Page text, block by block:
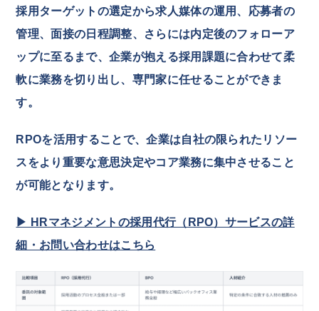
採用ターゲットの選定から求人媒体の運用、応募者の
管理、面接の日程調整、さらには内定後のフォローア
ップに至るまで、企業が抱える採用課題に合わせて柔
軟に業務を切り出し、専門家に任せることができま
す。
RPOを活用することで、企業は自社の限られたリソー
スをより重要な意思決定やコア業務に集中させること
が可能となります。
▶ HRマネジメントの採用代行（RPO）サービスの詳
細・お問い合わせはこちら